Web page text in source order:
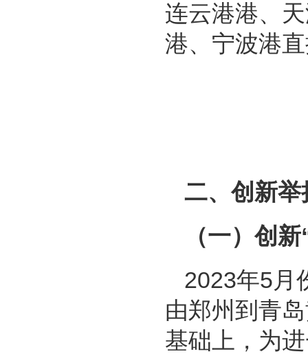
连云港港、
港、宁波港
二、创新举
（一）创
2023年5月
由郑州到青
基础上，为